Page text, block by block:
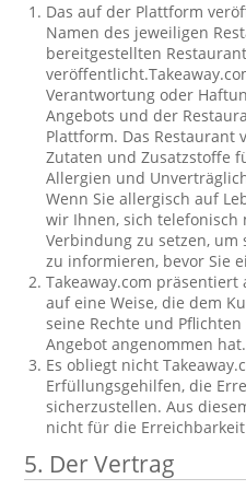
Das auf der Plattform
Namen des jeweiligen
bereitgestellten
Verantwortung oder
Angebots und der
Plattform. Das Restaurant
Zutaten und Zusatzstoffe
Allergien und
Wenn Sie allergisch auf
wir Ihnen, sich telefonisch
Verbindung zu setzen,
zu informieren, bevor Sie
Takeaway.com
auf eine Weise, die dem
seine Rechte und
Angebot angenommen hat.
Es obliegt nicht
Erfüllungsgehilfen, die
sicherzustellen. Aus
nicht für die
5. Der Vertrag